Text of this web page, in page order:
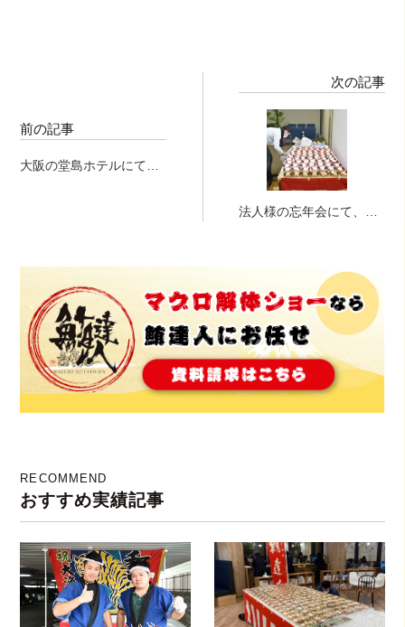
前の記事
大阪の堂島ホテルにてマ
次の記事
法人様の忘年会にて、大
RECOMMEND
おすすめ実績記事